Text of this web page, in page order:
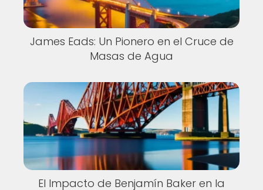
James Eads: Un Pionero en el Cruce de
Masas de Agua
El Impacto de Benjamín Baker en la